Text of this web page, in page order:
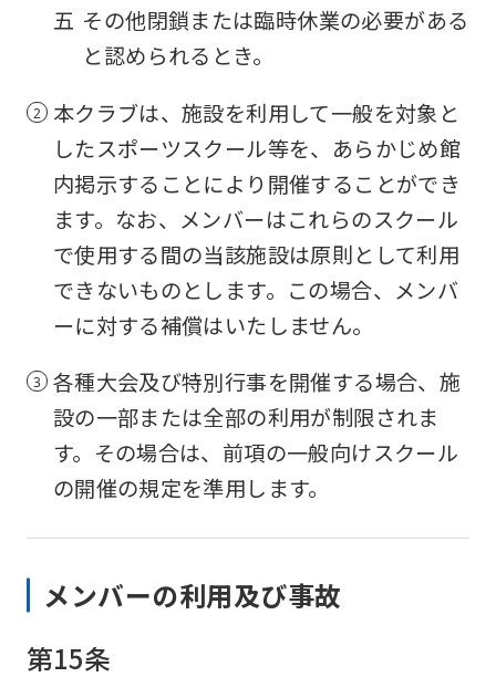
五 その他閉鎖または臨時休業の必要がある
と認められるとき。
本クラブは、施設を利用して一般を対象と
したスポーツスクール等を、あらかじめ館
内掲示することにより開催することができ
ます。なお、メンバーはこれらのスクール
で使用する間の当該施設は原則として利用
できないものとします。この場合、メンバ
ーに対する補償はいたしません。
各種大会及び特別行事を開催する場合、施
設の一部または全部の利用が制限されま
す。その場合は、前項の一般向けスクール
の開催の規定を準用します。
メンバーの利用及び事故
第15条